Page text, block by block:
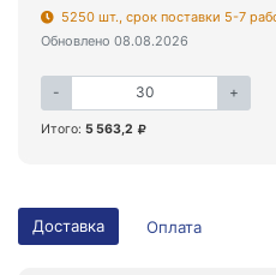
5250 шт., срок поставки 5-7
Обновлено 08.08.2026
- +
Итого: 5 563,2
Доставка Оплата